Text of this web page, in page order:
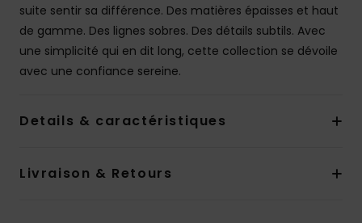
suite sentir sa différence. Des matières épaisses et haut
de gamme. Des lignes sobres. Des détails subtils. Avec
une simplicité qui en dit long, cette collection se dévoile
avec une confiance sereine.
Details & caractéristiques
Livraison & Retours